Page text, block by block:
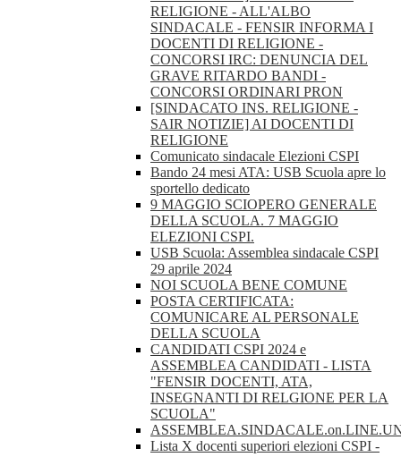
RELIGIONE - ALL'ALBO
SINDACALE - FENSIR INFORMA I
DOCENTI DI RELIGIONE -
CONCORSI IRC: DENUNCIA DEL
GRAVE RITARDO BANDI -
CONCORSI ORDINARI PRON
[SINDACATO INS. RELIGIONE -
SAIR NOTIZIE] AI DOCENTI DI
RELIGIONE
Comunicato sindacale Elezioni CSPI
Bando 24 mesi ATA: USB Scuola apre lo
sportello dedicato
9 MAGGIO SCIOPERO GENERALE
DELLA SCUOLA. 7 MAGGIO
ELEZIONI CSPI.
USB Scuola: Assemblea sindacale CSPI
29 aprile 2024
NOI SCUOLA BENE COMUNE
POSTA CERTIFICATA:
COMUNICARE AL PERSONALE
DELLA SCUOLA
CANDIDATI CSPI 2024 e
ASSEMBLEA CANDIDATI - LISTA
"FENSIR DOCENTI, ATA,
INSEGNANTI DI RELGIONE PER LA
SCUOLA"
Lista X docenti superiori elezioni CSPI -